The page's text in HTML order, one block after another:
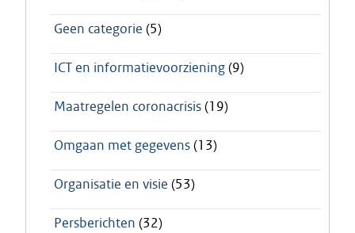
Geen categorie (5)
ICT en informatievoorziening(9)
Maatregelen coronacrisis(19)
Omgaan met gegevens(13)
Organisatie en visie (53)
Persberichten (32)